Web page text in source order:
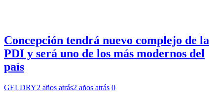
Concepción tendrá nuevo complejo de la
PDI y será uno de los más modernos del
país
GELDRY2 años atrás2 años atrás 0